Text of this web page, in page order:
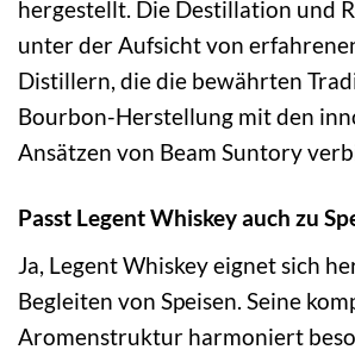
hergestellt. Die Destillation und
unter der Aufsicht von
Distillern, die die bewährten
Bourbon-Herstellung mit den
Ansätzen von Beam Suntory
Passt Legent Whiskey auch zu
Ja, Legent Whiskey eignet sich
Begleiten von Speisen. Seine
Aromenstruktur harmoniert